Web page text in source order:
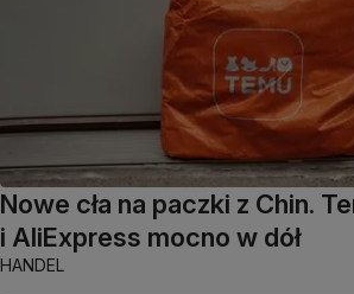
Nowe cła na paczki z Chin.
i AliExpress mocno w dół
HANDEL